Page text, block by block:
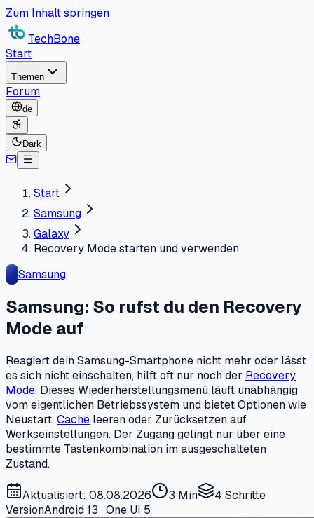
Zum Inhalt springen
TechBone
Start
Themen
Forum
de
Dark
Start
Samsung
Galaxy
Recovery Mode starten und verwenden
Samsung
Samsung: So rufst du den Recovery
Mode auf
Reagiert dein Samsung-Smartphone nicht mehr oder lässt
es sich nicht einschalten, hilft oft nur noch der Recovery
Mode. Dieses Wiederherstellungsmenü läuft unabhängig
vom eigentlichen Betriebssystem und bietet Optionen wie
Neustart,Cache leeren oder Zurücksetzen auf
Werkseinstellungen. Der Zugang gelingt nur über eine
bestimmte Tastenkombination im ausgeschalteten
Zustand.
Aktualisiert: 08.08.2026 3 Min 4 Schritte
VersionAndroid 13 · One UI 5